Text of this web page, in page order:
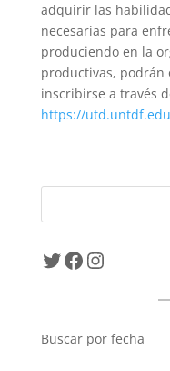
adquirir las
necesarias para
produciendo en la
productivas,
inscribirse a través
https://
Twitter
Facebook
Buscar por fecha